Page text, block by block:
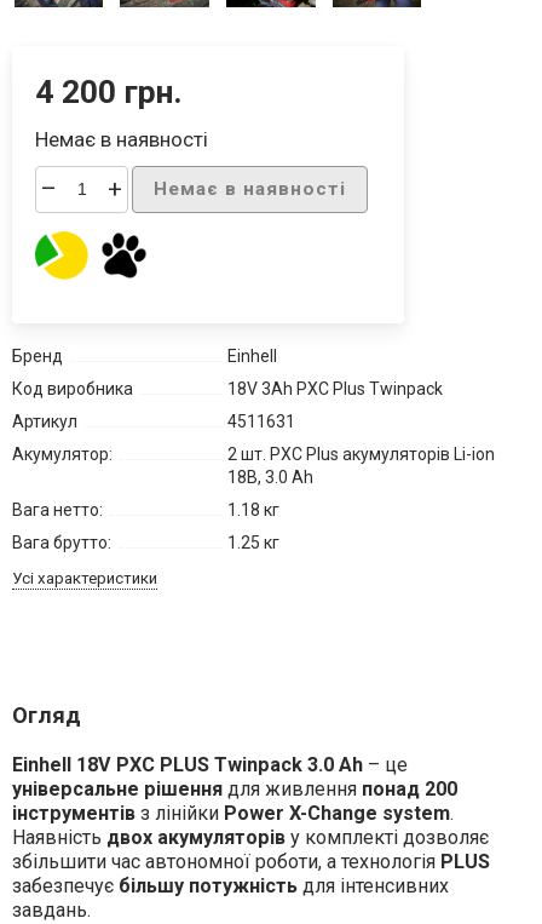
4 200 грн.
Немає в наявності
– + Немає в наявності
Бренд
Einhell
Код виробника
18V 3Ah PXC Plus Twinpack
Артикул
4511631
Акумулятор:
2 шт. PXC Plus акумуляторів Li-ion
18В, 3.0 Ah
Вага нетто:
1.18 кг
Вага брутто:
1.25 кг
Усі характеристики
Огляд
Einhell 18V PXC PLUS Twinpack 3.0 Ah– це
універсальне рішеннядля живлення понад 200
інструментівз лінійки Power X-Change system.
Наявність двох акумуляторіву комплекті дозволяє
збільшити час автономної роботи, а технологія PLUS
забезпечує більшу потужністьдля інтенсивних
завдань.